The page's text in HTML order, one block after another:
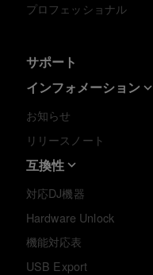
プロフェッショナル
サポート
インフォメーション
お知らせ
リリースノート
互換性
対応DJ機器
Hardware Unlock
機能対応表
USB Export